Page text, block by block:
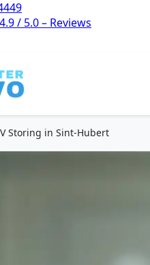
4.9 / 5.0 – Reviews
Storing in Sint-Hubert